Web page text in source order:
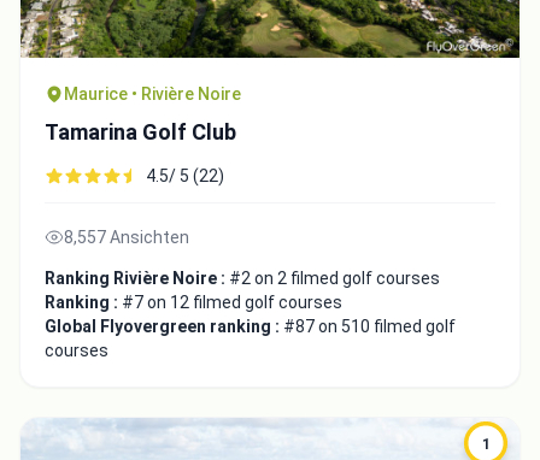
Maurice • Rivière Noire
Tamarina Golf Club
4.5/ 5 (22)
8,557 Ansichten
Ranking Rivière Noire : #2 on 2 filmed golf courses
Ranking : #7 on 12 filmed golf courses
Global Flyovergreen ranking : #87 on 510 filmed golf
courses
1